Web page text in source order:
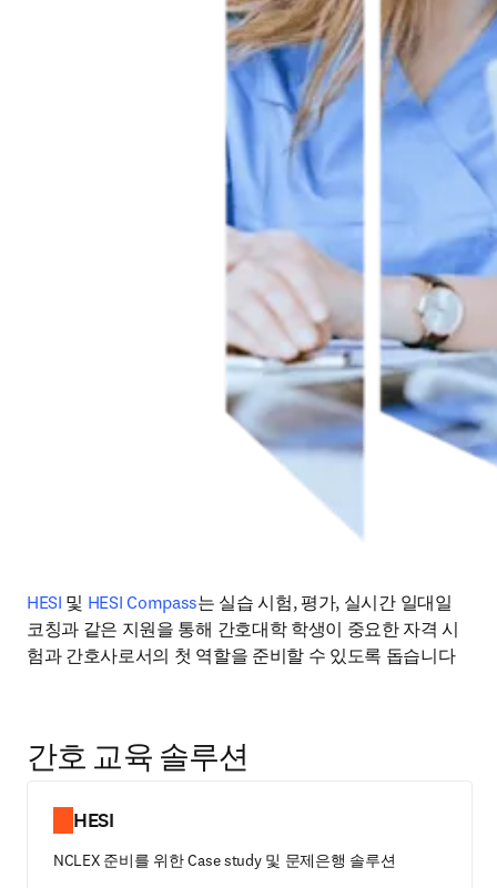
HESI 및 HESI Compass는 실습 시험, 평가, 실시간 일대일
코칭과 같은 지원을 통해 간호대학 학생이 중요한 자격 시
험과 간호사로서의 첫 역할을 준비할 수 있도록 돕습니다
간호 교육 솔루션
HESI
NCLEX 준비를 위한 Case study 및 문제은행 솔루션